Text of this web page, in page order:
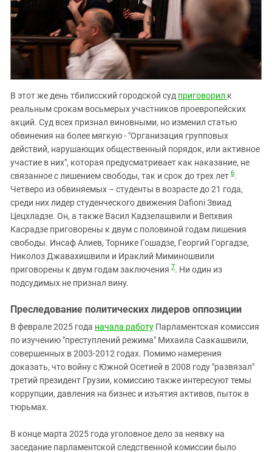
В этот же день тбилисский городской суд приговорил к
реальным срокам восьмерых участников проевропейских
акций. Суд всех признал виновными, но изменил статью
обвинения на более мягкую - "Организация групповых
действий, нарушающих общественный порядок, или активное
участие в них", которая предусматривает как наказание, не
связанное с лишением свободы, так и срок до трех лет 6.
Четверо из обвиняемых – студенты в возрасте до 21 года,
среди них лидер студенческого движения Dafioni Звиад
Цецхладзе. Он, а также Васил Кадзелашвили и Вепхвия
Касрадзе приговорены к двум с половиной годам лишения
свободы. Инсаф Алиев, Торнике Гошадзе, Георгий Горгадзе,
Николоз Джавахишвили и Ираклий Миминошвили
приговорены к двум годам заключения 7. Ни один из
подсудимых не признал вину.
Преследование политических лидеров оппозиции
В феврале 2025 года начала работу Парламентская комиссия
по изучению "преступлений режима" Михаила Саакашвили,
совершенных в 2003-2012 годах. Помимо намерения
доказать, что войну с Южной Осетией в 2008 году "развязал"
третий президент Грузии, комиссию также интересуют темы
коррупции, давления на бизнес и изъятия активов, пыток в
тюрьмах.
В конце марта 2025 года уголовное дело за неявку на
заседание парламентской следственной комиссии было